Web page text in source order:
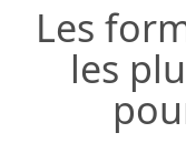
Les
les